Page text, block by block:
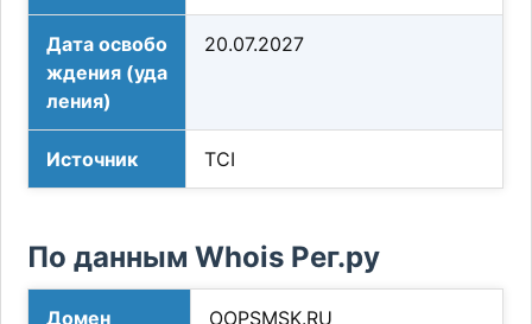
Дата освобо
ждения (уда
ления)
20.07.2027
Источник TCI
По данным Whois Рег.ру
Домен OOPSMSK.RU